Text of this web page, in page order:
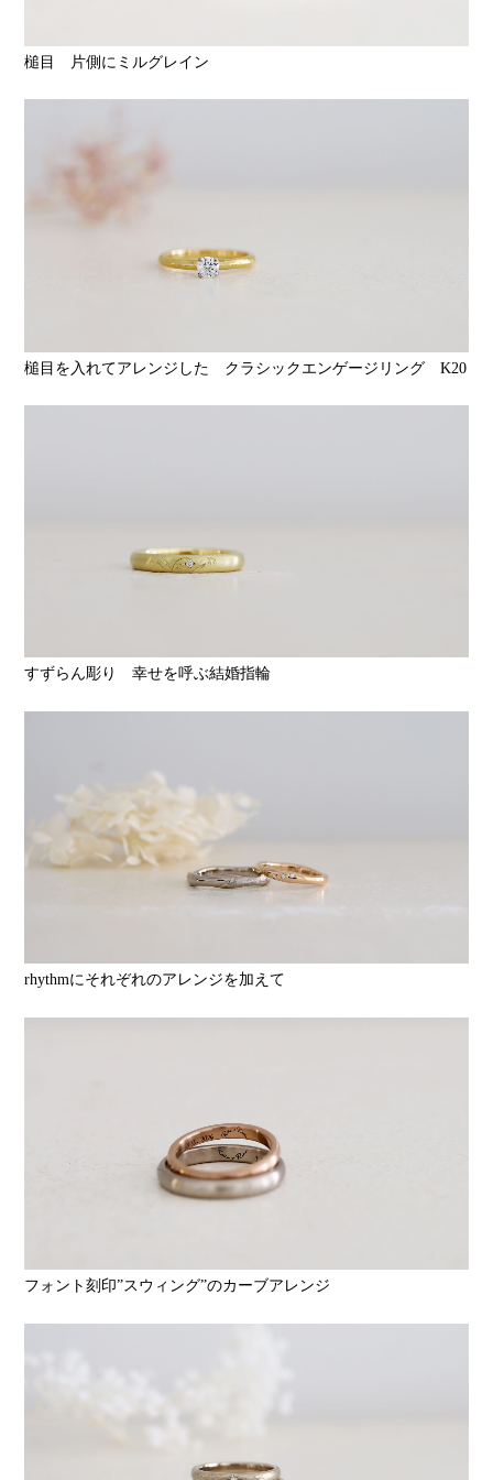
槌目 片側にミルグレイン
槌目を入れてアレンジした クラシックエンゲージリング K20
すずらん彫り 幸せを呼ぶ結婚指輪
rhythmにそれぞれのアレンジを加えて
フォント刻印”スウィング”のカーブアレンジ